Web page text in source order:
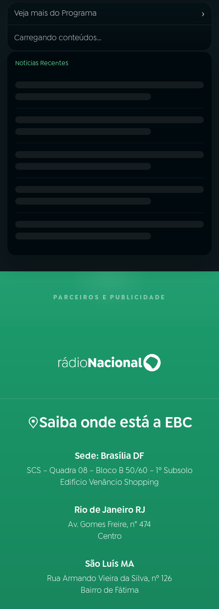
Veja mais do Programa ›
Carregando conteúdos...
Notícias Recentes
PARCEIROS E PUBLICIDADE
Saiba onde está a EBC
Sede: Brasília DF
SCS – Quadra 08 – Bloco B 50/60 – 1º Subsolo
Edifício Venâncio Shopping
Rio de Janeiro RJ
Av. Gomes Freire, n° 474
Centro
São Luís MA
Rua Armando Vieira da Silva, nº 126
Bairro de Fátima